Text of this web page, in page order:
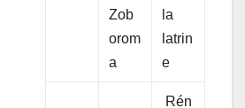
Zob
orom
a
la
latrin
e
Rén